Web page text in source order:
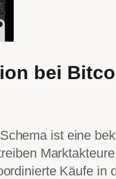
bei
ist eine
Käufe in